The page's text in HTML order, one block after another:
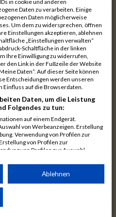
460 01 Liberec
4451 Mühlbach
Garsten
10 km, 5
km, div.
4861
Schörfling am
Attersee
div.
37627
Stadtoldendorf
500 02 Hradec
Králové
Ironman
Copenhagen
in cookie und anderen
Daten zu verarbeiten. Einige
Daten möglicherweise
Um dem zu widersprechen, öffnen
Einstellungen akzeptieren, ablehnen
„Einstellungen verwalten“
Schaltfläche in der linken
Ihre Einwilligung zu widerrufen,
den Link in der Fußzeile der Website
Daten“. Auf dieser Seite können
Entscheidungen werden unseren
Einfluss auf die Browserdaten.
Daten, um die Leistung
Folgendes zu tun:
auf einem Endgerät.
von Werbeanzeigen. Erstellung
Verwendung von Profilen zur
von Profilen zur
von Profilen zur Auswahl
Zielgruppen durch Statistiken oder
Quellen. Entwicklung und
Union weitergegeben und in die
Ablehnen